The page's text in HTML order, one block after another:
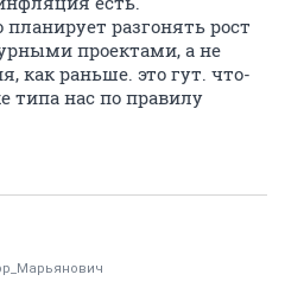
разгонять рост
проектами, а не
как раньше. это гут. что-
типа нас по правилу